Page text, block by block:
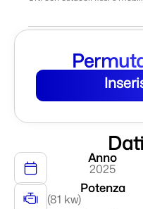
Dati
Anno
2025
Potenza
(81 kw)